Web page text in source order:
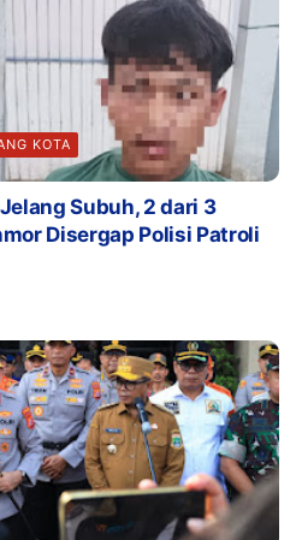
KOTA
Subuh, 2 dari 3
Disergap Polisi Patroli